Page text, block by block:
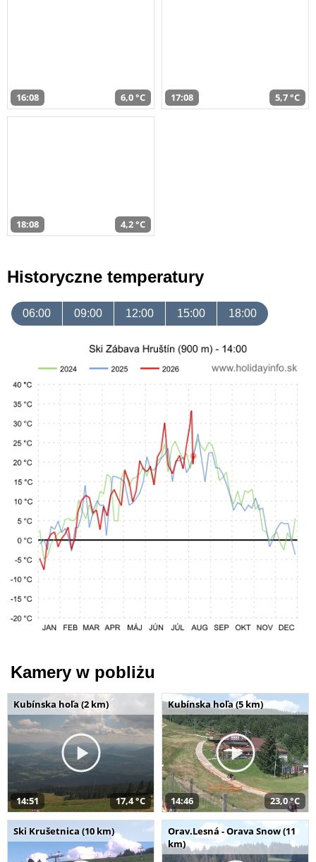
16:08 6,0 °C 17:08 5,7 °C
18:08 4,2 °C
Historyczne temperatury
06:00 09:00 12:00 15:00 18:00
Kamery w pobliżu
Kubínska hoľa (2 km)
14:51 17,4 °C
Kubínska hoľa (5 km)
14:46 23,0 °C
Ski Krušetnica (10 km)
Orav.Lesná - Orava Snow (11
km)